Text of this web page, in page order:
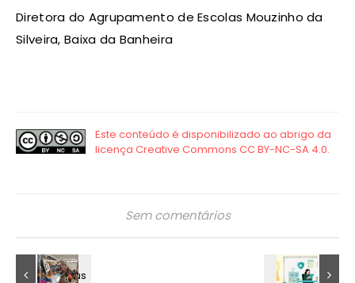
Diretora do Agrupamento de Escolas Mouzinho da
Silveira, Baixa da Banheira
Sem comentários